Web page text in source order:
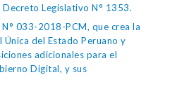
Decreto Legislativo N° 1353.
033-2018-PCM, que crea la
del Estado Peruano y
adicionales para el
Digital, y sus